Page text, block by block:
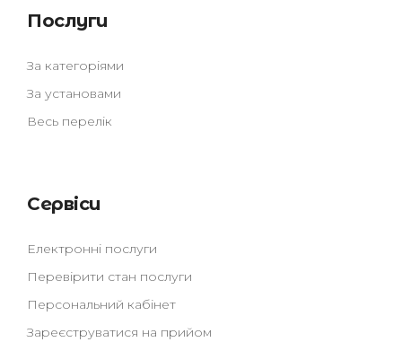
Послуги
За категоріями
За установами
Весь перелік
Сервіси
Електронні послуги
Перевірити стан послуги
Персональний кабінет
Зареєструватися на прийом